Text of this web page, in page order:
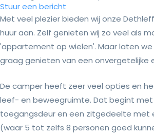
Stuur een bericht
Met veel plezier bieden wij onze
huur aan. Zelf genieten wij zo veel als
'appartement op wielen'. Maar laten
graag genieten van een onvergetelijke
De camper heeft zeer veel opties en
leef- en beweegruimte. Dat begint
toegangsdeur en een zitgedeelte met
(waar 5 tot zelfs 8 personen goed